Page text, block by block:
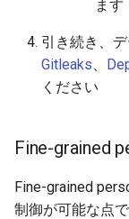
ます
引き続き、
Gitleaks、
ください
Fine-grained
Fine-grained
制御が可能な点